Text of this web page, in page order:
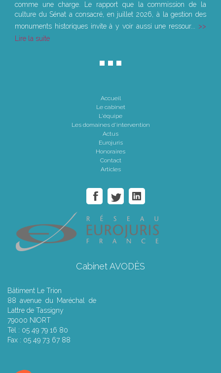
comme une charge. Le rapport que la commission de la
culture du Sénat a consacré, en juillet 2026, à la gestion des
monuments historiques invite à y voir aussi une ressour...
Lire la suite
Accueil
Le cabinet
L'équipe
Les domaines d'intervention
Actus
Eurojuris
Honoraires
Contact
Articles
Cabinet AVODÈS
Bâtiment Le Trion
88 avenue du Maréchal de
Lattre de Tassigny
79000 NIORT
Tél : 05 49 79 16 80
Fax : 05 49 73 67 88